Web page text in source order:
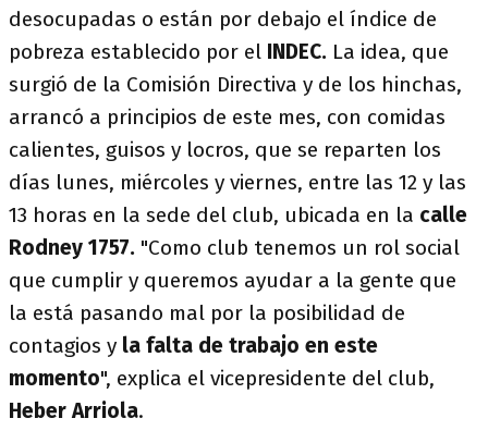
desocupadas o están por debajo el índice de
pobreza establecido por el INDEC. La idea, que
surgió de la Comisión Directiva y de los hinchas,
arrancó a principios de este mes, con comidas
calientes, guisos y locros, que se reparten los
días lunes, miércoles y viernes, entre las 12 y las
13 horas en la sede del club, ubicada en la calle
Rodney 1757. "Como club tenemos un rol social
que cumplir y queremos ayudar a la gente que
la está pasando mal por la posibilidad de
contagios y la falta de trabajo en este
momento", explica el vicepresidente del club,
Heber Arriola.